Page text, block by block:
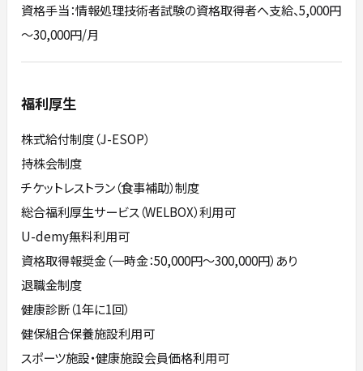
資格手当：情報処理技術者試験の資格取得者へ支給、5,000円
～30,000円/月
福利厚生
株式給付制度（J-ESOP）
持株会制度
チケットレストラン（食事補助）制度
総合福利厚生サービス（WELBOX）利用可
U-demy無料利用可
資格取得報奨金（一時金：50,000円～300,000円）あり
退職金制度
健康診断（1年に1回）
健保組合保養施設利用可
スポーツ施設・健康施設会員価格利用可